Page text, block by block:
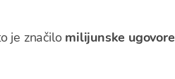
je značilo milijunske ugovore